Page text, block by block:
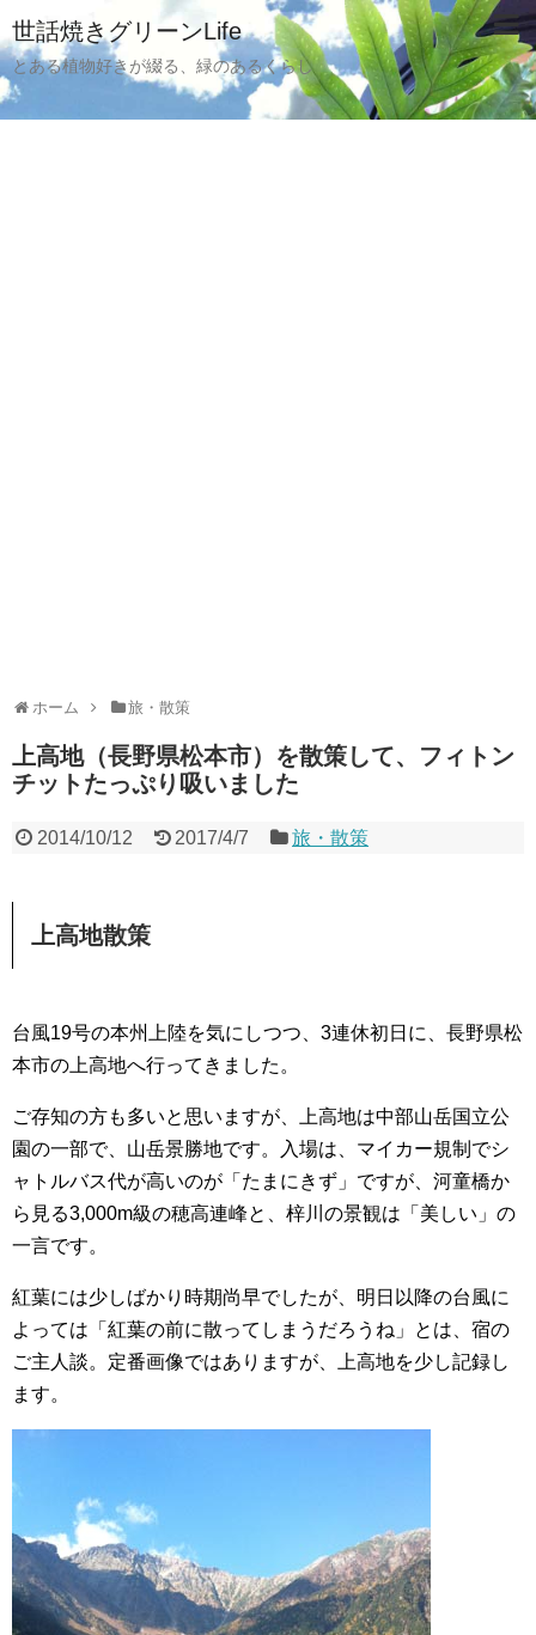
世話焼きグリーンLife
とある植物好きが綴る、緑のあるくらし
ホーム 旅・散策
上高地（長野県松本市）を散策して、フィトン
チットたっぷり吸いました
2014/10/12 2017/4/7 旅・散策
上高地散策
台風19号の本州上陸を気にしつつ、3連休初日に、長野県松
本市の上高地へ行ってきました。
ご存知の方も多いと思いますが、上高地は中部山岳国立公
園の一部で、山岳景勝地です。入場は、マイカー規制でシ
ャトルバス代が高いのが「たまにきず」ですが、河童橋か
ら見る3,000m級の穂高連峰と、梓川の景観は「美しい」の
一言です。
紅葉には少しばかり時期尚早でしたが、明日以降の台風に
よっては「紅葉の前に散ってしまうだろうね」とは、宿の
ご主人談。定番画像ではありますが、上高地を少し記録し
ます。